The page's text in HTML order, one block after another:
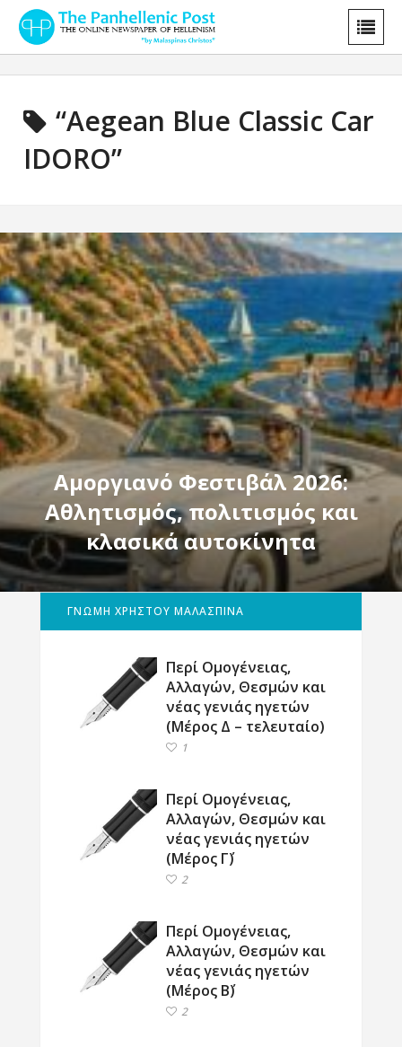
“Aegean Blue Classic Car
IDORO”
Αμοργιανό Φεστιβάλ 2026:
Αθλητισμός, πολιτισμός και
κλασικά αυτοκίνητα
ΓΝΩΜΗ ΧΡΗΣΤΟΥ ΜΑΛΑΣΠΙΝΑ
Περί Ομογένειας,
Αλλαγών, Θεσμών και
νέας γενιάς ηγετών
(Μέρος Δ – τελευταίο)
1
Περί Ομογένειας,
Αλλαγών, Θεσμών και
νέας γενιάς ηγετών
(Μέρος Γ΄)
2
Περί Ομογένειας,
Αλλαγών, Θεσμών και
νέας γενιάς ηγετών
(Μέρος Β΄)
2